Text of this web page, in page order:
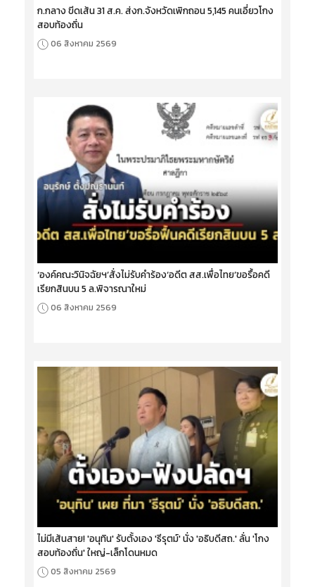
ก.กลาง ขีดเส้น 31 ส.ค. ส่งก.จังหวัดเพิกถอน 5,145 คนเอี่ยวโกง
สอบท้องถิ่น
06 สิงหาคม 2569
‘องค์คณะวินิจฉัยฯ’สั่งไม่รับคำร้อง‘อดีต สส.เพื่อไทย’ขอรื้อคดี
เรียกสินบน 5 ล.พิจารณาใหม่
06 สิงหาคม 2569
ไม่มีเส้นสาย! 'อนุทิน' รับตั้งเอง 'ธีรุตม์' นั่ง 'อธิบดีสถ.' ลั่น 'โกง
สอบท้องถิ่น' ใหญ่-เล็กโดนหมด
05 สิงหาคม 2569